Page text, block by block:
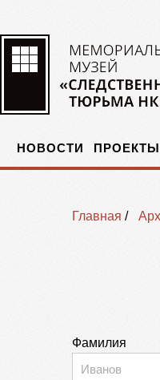
НОВОСТИ ПРОЕКТЫ
Главная /
Фамилия